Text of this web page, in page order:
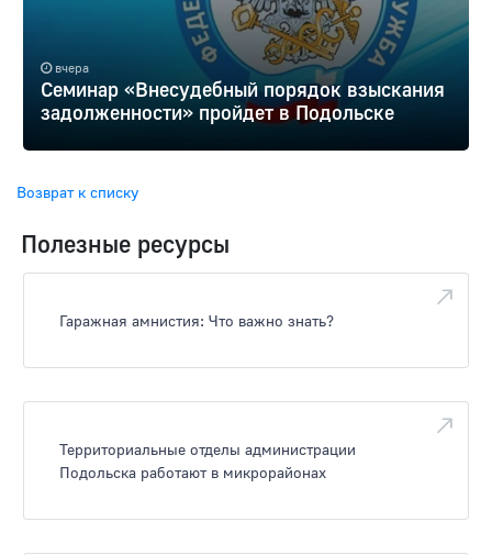
вчера
Семинар «Внесудебный порядок взыскания
задолженности» пройдет в Подольске
Возврат к списку
Полезные ресурсы
Гаражная амнистия: Что важно знать?
Территориальные отделы администрации
Подольска работают в микрорайонах